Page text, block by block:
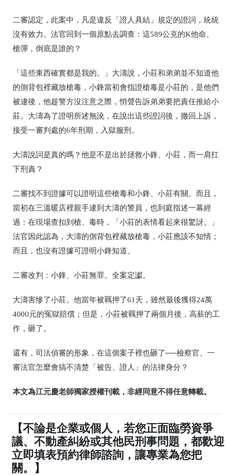
二審認定，此案中，凡是違反「證人具結」規定的證詞，統統
沒有效力。法官回到一個原點去調查：這589公克的K他命、
槍彈，倒底是誰的？
「這些東西確實都是我的。」大濤說，小莊和弟弟並不知道他
的側背包裡藏放槍毒，小鋒當初會指證槍毒是小莊的，是他們
被逮後，他趁警方沒注意之際，悄聲告訴弟弟要把責任推給小
莊。大濤為了證明所述無訛，在說出這些證詞後，撤回上訴，
接受一審判處的6年刑期，入獄服刑。
大濤說詞是真的嗎？他是不是出於拯救小鋒、小莊，而一肩扛
下刑責？
二審找不到證據可以證明這些槍毒和小鋒、小莊有關。而且，
當初在三溫暖店裡親手逮到大濤的警員，也到庭指述一幕經
過：在現場查扣到槍、毒時，「小莊的表情看起來很驚訝。」
法官因此認為，大濤的側背包裡藏放槍毒，小莊應該不知情；
而且，也沒有證據可證明小鋒知道。
二審改判：小鋒、小莊無罪。全案定讞。
大濤害慘了小莊。他當年被羈押了61天，雖然最後獲得24萬
4000元的冤獄賠償；但是，小莊被羈押了兩個月後，高薪的工
作，砸了。
還有，司法偵審的形象，在這個案子裡也砸了──檢察官、一
審法官怎麼會搞不清楚「被告、證人」的法律身分？
本文為江元慶老師獨家授權刊載，非經同意不得任意轉載。
【不論是企業或個人，若您正面臨勞資爭
議、不動產糾紛或其他民刑事問題，都歡迎
立即填表預約律師諮詢，讓專業為您把
關。】